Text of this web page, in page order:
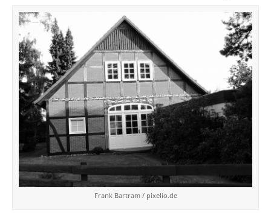
Frank Bartram / pixelio.de